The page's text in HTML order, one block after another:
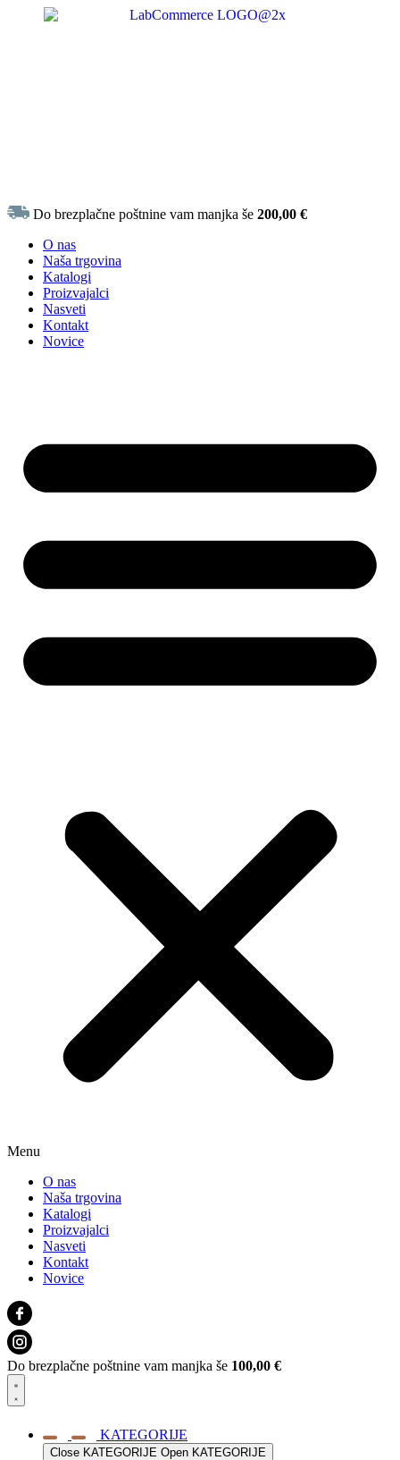
Do brezplačne poštnine vam manjka še200,00€
O nas
Naša trgovina
Katalogi
Proizvajalci
Nasveti
Kontakt
Novice
Menu
O nas
Naša trgovina
Katalogi
Proizvajalci
Nasveti
Kontakt
Novice
Do brezplačne poštnine vam manjka še 100,00 €
KATEGORIJE
Close KATEGORIJE Open KATEGORIJE